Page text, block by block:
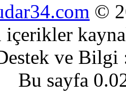
©
içerikler
ve
Bu sayfa